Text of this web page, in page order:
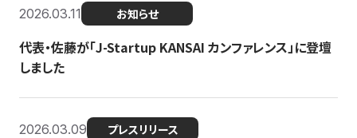
2026.03.11 お知らせ
代表・佐藤が「J-Startup KANSAI カンファレンス」に登壇
しました
2026.03.09 プレスリリース